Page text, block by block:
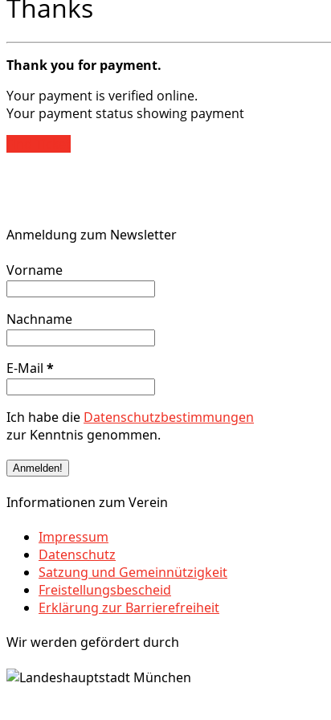
Thanks
Thank you for payment.
Your payment is verified online.
Your payment status showing payment
Anmeldung zum Newsletter
Vorname
Nachname
E-Mail *
Ich habe die Datenschutzbestimmungen
zur Kenntnis genommen.
Informationen zum Verein
Impressum
Datenschutz
Satzung und Gemeinnützigkeit
Freistellungsbescheid
Erklärung zur Barrierefreiheit
Wir werden gefördert durch